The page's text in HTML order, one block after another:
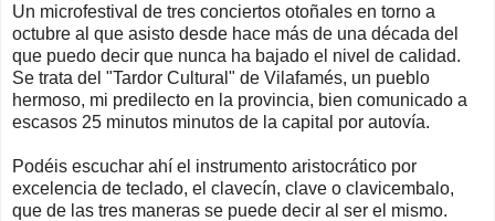
Un microfestival de tres conciertos otoñales en torno a
octubre al que asisto desde hace más de una década del
que puedo decir que nunca ha bajado el nivel de calidad.
Se trata del "Tardor Cultural" de Vilafamés, un pueblo
hermoso, mi predilecto en la provincia, bien comunicado a
escasos 25 minutos minutos de la capital por autovía.
Podéis escuchar ahí el instrumento aristocrático por
excelencia de teclado, el clavecín, clave o clavicembalo,
que de las tres maneras se puede decir al ser el mismo.